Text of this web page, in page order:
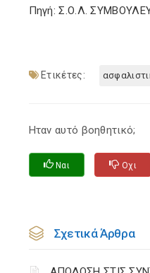
Πηγή: Σ.Ο.Λ.
Ετικέτες:
Ηταν αυτό βοηθητικό;
Ναι Οχι
Σχετικά Άρθρα